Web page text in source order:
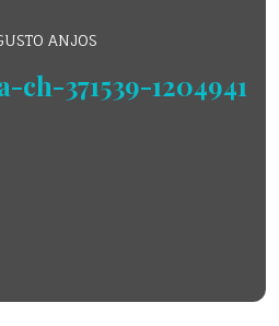
ANJOS
371539-1204941